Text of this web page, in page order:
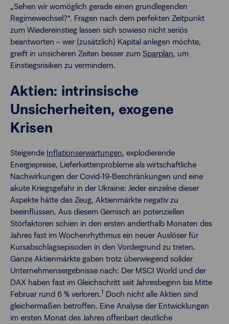
„Sehen wir womöglich gerade einen grundlegenden
Regimewechsel?“. Fragen nach dem perfekten Zeitpunkt
zum Wiedereinstieg lassen sich sowieso nicht seriös
beantworten – wer (zusätzlich) Kapital anlegen möchte,
greift in unsicheren Zeiten besser zum Sparplan, um
Einstiegsrisiken zu vermindern.
Aktien: intrinsische
Unsicherheiten, exogene
Krisen
Steigende Inflationserwartungen, explodierende
Energiepreise, Lieferkettenprobleme als wirtschaftliche
Nachwirkungen der Covid-19-Beschränkungen und eine
akute Kriegsgefahr in der Ukraine: Jeder einzelne dieser
Aspekte hätte das Zeug, Aktienmärkte negativ zu
beeinflussen. Aus diesem Gemisch an potenziellen
Störfaktoren schien in den ersten anderthalb Monaten des
Jahres fast im Wochenrhythmus ein neuer Auslöser für
Kursabschlagsepisoden in den Vordergrund zu treten.
Ganze Aktienmärkte gaben trotz überwiegend solider
Unternehmensergebnisse nach: Der MSCI World und der
DAX haben fast im Gleichschritt seit Jahresbeginn bis Mitte
Februar rund 6 % verloren.1 Doch nicht alle Aktien sind
gleichermaßen betroffen. Eine Analyse der Entwicklungen
im ersten Monat des Jahres offenbart deutliche